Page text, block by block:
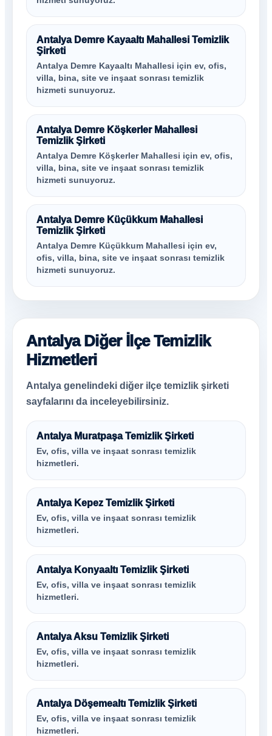
Antalya Demre Kayaaltı Mahallesi Temizlik
Şirketi
Antalya Demre Kayaaltı Mahallesi için ev, ofis,
villa, bina, site ve inşaat sonrası temizlik
hizmeti sunuyoruz.
Antalya Demre Köşkerler Mahallesi
Temizlik Şirketi
Antalya Demre Köşkerler Mahallesi için ev, ofis,
villa, bina, site ve inşaat sonrası temizlik
hizmeti sunuyoruz.
Antalya Demre Küçükkum Mahallesi
Temizlik Şirketi
Antalya Demre Küçükkum Mahallesi için ev,
ofis, villa, bina, site ve inşaat sonrası temizlik
hizmeti sunuyoruz.
Antalya Diğer İlçe Temizlik
Hizmetleri
Antalya genelindeki diğer ilçe temizlik şirketi
sayfalarını da inceleyebilirsiniz.
Antalya Muratpaşa Temizlik Şirketi
Ev, ofis, villa ve inşaat sonrası temizlik
hizmetleri.
Antalya Kepez Temizlik Şirketi
Ev, ofis, villa ve inşaat sonrası temizlik
hizmetleri.
Antalya Konyaaltı Temizlik Şirketi
Ev, ofis, villa ve inşaat sonrası temizlik
hizmetleri.
Antalya Aksu Temizlik Şirketi
Ev, ofis, villa ve inşaat sonrası temizlik
hizmetleri.
Antalya Döşemealtı Temizlik Şirketi
Ev, ofis, villa ve inşaat sonrası temizlik
hizmetleri.